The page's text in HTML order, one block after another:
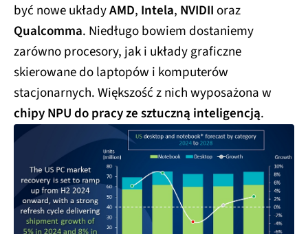
być nowe układyAMD, Intela, NVIDIIoraz
Qualcomma. Niedługo bowiem dostaniemy
zarówno procesory, jak i układy graficzne
skierowane do laptopów i komputerów
stacjonarnych. Większość z nich wyposażona w
chipy NPU do pracy ze sztuczną inteligencją.